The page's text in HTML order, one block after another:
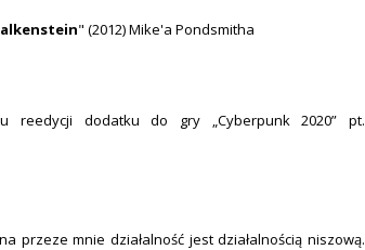
" (2012) Mike'a Pondsmitha
reedycji dodatku do gry „Cyberpunk 2020” pt.
przeze mnie działalność jest działalnością niszową.